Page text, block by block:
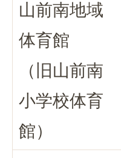
山前南地域
体育館
（旧山前南
小学校体育
館）